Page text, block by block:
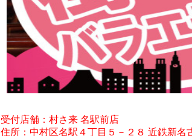
受付店舗：村さ来 名駅前店
住所：中村区名駅４丁目５－２８ 近鉄新名